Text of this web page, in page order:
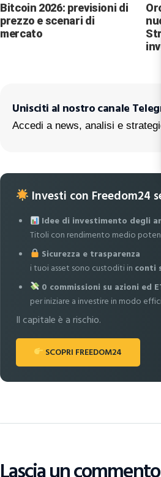
Bitcoin 2026: previsioni di
prezzo e scenari di
mercato
Unisciti al nostro canale
Accedi a news, analisi e
Investi con Freedom24
Idee di investimento degli
Titoli con rendimento medio
Sicurezza e trasparenza
i tuoi asset sono custoditi in conti
0 commissioni su azioni ed
per iniziare a investire in modo
Il capitale è a rischio.
SCOPRI FREEDOM24